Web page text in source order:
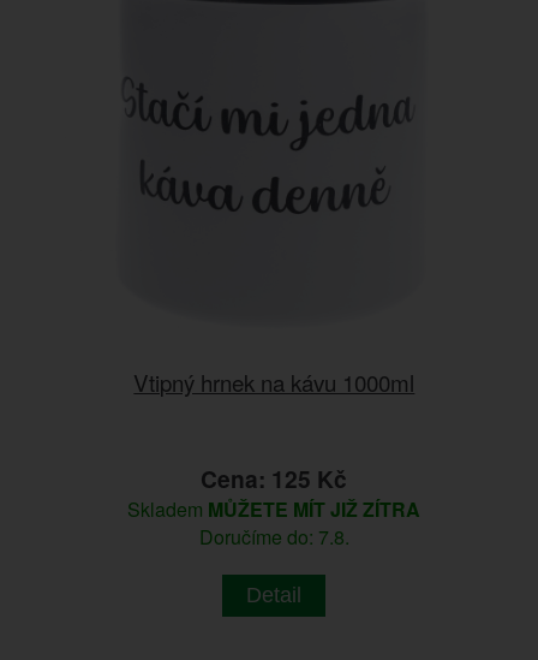
Vtipný hrnek na kávu 1000ml
Cena: 125 Kč
Skladem MŮŽETE MÍT JIŽ ZÍTRA
Doručíme do: 7.8.
Detail